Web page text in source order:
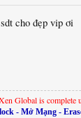
cho đẹp vip ơi
Global is complete
- Mở Mạng -